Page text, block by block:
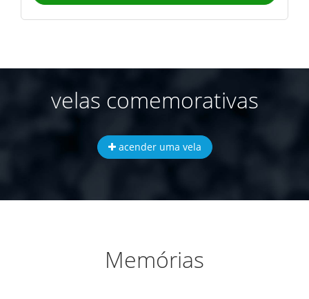
velas comemorativas
acender uma vela
Memórias